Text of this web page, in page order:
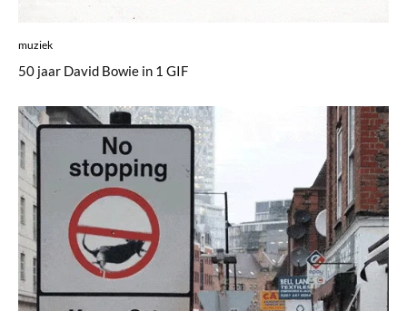
muziek
50 jaar David Bowie in 1 GIF